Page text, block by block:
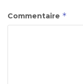
Commentaire *